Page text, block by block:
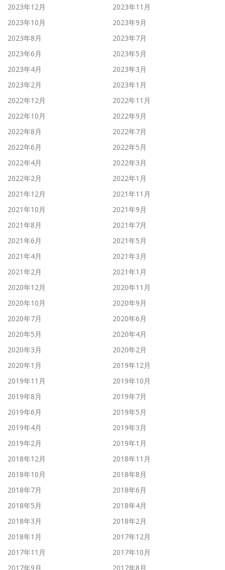
2023年12月
2023年11月
2023年10月
2023年9月
2023年8月
2023年7月
2023年6月
2023年5月
2023年4月
2023年3月
2023年2月
2023年1月
2022年12月
2022年11月
2022年10月
2022年9月
2022年8月
2022年7月
2022年6月
2022年5月
2022年4月
2022年3月
2022年2月
2022年1月
2021年12月
2021年11月
2021年10月
2021年9月
2021年8月
2021年7月
2021年6月
2021年5月
2021年4月
2021年3月
2021年2月
2021年1月
2020年12月
2020年11月
2020年10月
2020年9月
2020年7月
2020年6月
2020年5月
2020年4月
2020年3月
2020年2月
2020年1月
2019年12月
2019年11月
2019年10月
2019年8月
2019年7月
2019年6月
2019年5月
2019年4月
2019年3月
2019年2月
2019年1月
2018年12月
2018年11月
2018年10月
2018年8月
2018年7月
2018年6月
2018年5月
2018年4月
2018年3月
2018年2月
2018年1月
2017年12月
2017年11月
2017年10月
2017年9月
2017年8月